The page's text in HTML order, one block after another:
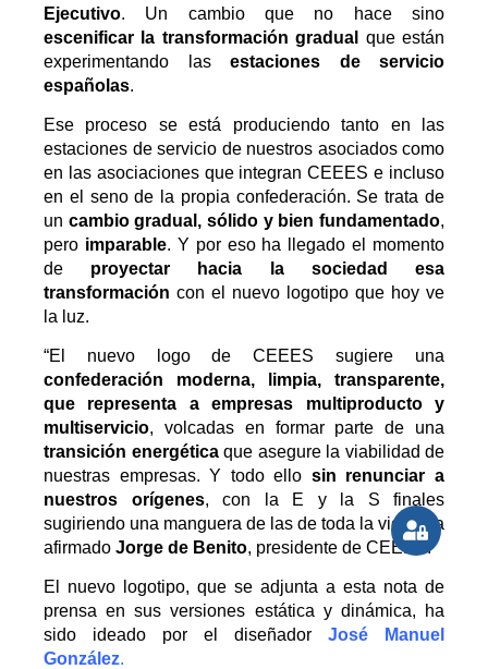
Ejecutivo. Un cambio que no hace sino
escenificar la transformación gradual que están
experimentando las estaciones de servicio
españolas.
Ese proceso se está produciendo tanto en las
estaciones de servicio de nuestros asociados como
en las asociaciones que integran CEEES e incluso
en el seno de la propia confederación. Se trata de
un cambio gradual, sólido y bien fundamentado,
pero imparable. Y por eso ha llegado el momento
de proyectar hacia la sociedad esa
transformación con el nuevo logotipo que hoy ve
la luz.
“El nuevo logo de CEEES sugiere una
confederación moderna, limpia, transparente,
que representa a empresas multiproducto y
multiservicio, volcadas en formar parte de una
transición energética que asegure la viabilidad de
nuestras empresas. Y todo ello sin renunciar a
nuestros orígenes, con la E y la S finales
sugiriendo una manguera de las de toda la vida”, ha
afirmado Jorge de Benito, presidente de CEEES.
El nuevo logotipo, que se adjunta a esta nota de
prensa en sus versiones estática y dinámica, ha
sido ideado por el diseñador
José Manuel
González.